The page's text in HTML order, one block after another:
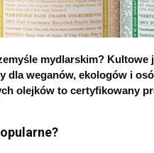
mydlarskim? Kultowe
dla weganów, ekologów i
olejków to certyfikowany